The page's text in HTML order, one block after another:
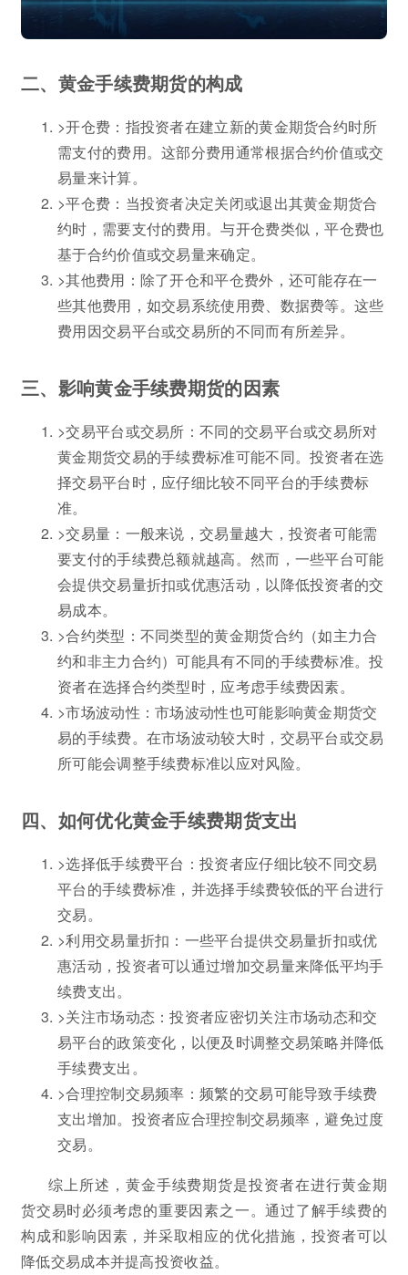
二、黄金手续费期货的构成
>开仓费：指投资者在建立新的黄金期货合约时所
需支付的费用。这部分费用通常根据合约价值或交
易量来计算。
>平仓费：当投资者决定关闭或退出其黄金期货合
约时，需要支付的费用。与开仓费类似，平仓费也
基于合约价值或交易量来确定。
>其他费用：除了开仓和平仓费外，还可能存在一
些其他费用，如交易系统使用费、数据费等。这些
费用因交易平台或交易所的不同而有所差异。
三、影响黄金手续费期货的因素
>交易平台或交易所：不同的交易平台或交易所对
黄金期货交易的手续费标准可能不同。投资者在选
择交易平台时，应仔细比较不同平台的手续费标
准。
>交易量：一般来说，交易量越大，投资者可能需
要支付的手续费总额就越高。然而，一些平台可能
会提供交易量折扣或优惠活动，以降低投资者的交
易成本。
>合约类型：不同类型的黄金期货合约（如主力合
约和非主力合约）可能具有不同的手续费标准。投
资者在选择合约类型时，应考虑手续费因素。
>市场波动性：市场波动性也可能影响黄金期货交
易的手续费。在市场波动较大时，交易平台或交易
所可能会调整手续费标准以应对风险。
四、如何优化黄金手续费期货支出
>选择低手续费平台：投资者应仔细比较不同交易
平台的手续费标准，并选择手续费较低的平台进行
交易。
>利用交易量折扣：一些平台提供交易量折扣或优
惠活动，投资者可以通过增加交易量来降低平均手
续费支出。
>关注市场动态：投资者应密切关注市场动态和交
易平台的政策变化，以便及时调整交易策略并降低
手续费支出。
>合理控制交易频率：频繁的交易可能导致手续费
支出增加。投资者应合理控制交易频率，避免过度
交易。
综上所述，黄金手续费期货是投资者在进行黄金期
货交易时必须考虑的重要因素之一。通过了解手续费的
构成和影响因素，并采取相应的优化措施，投资者可以
降低交易成本并提高投资收益。